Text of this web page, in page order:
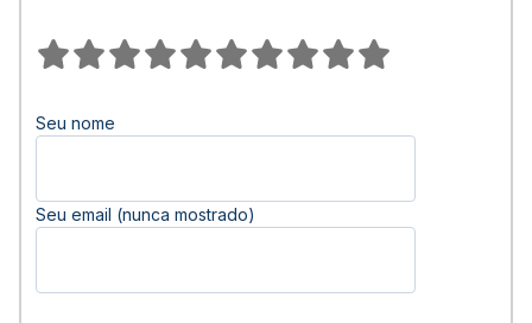
Seu nome
Seu email (nunca mostrado)